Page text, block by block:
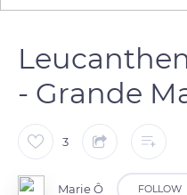
- Grande
3
Marie Ô FOLLOW